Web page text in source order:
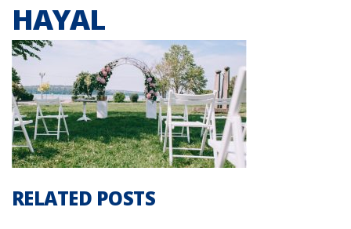
HAYAL
RELATED POSTS